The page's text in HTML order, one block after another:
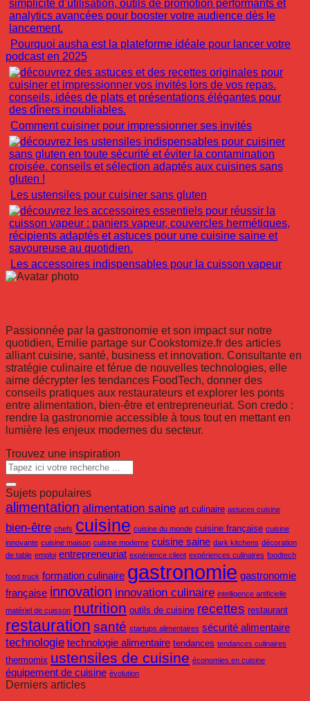
Pourquoi ausha est la plateforme idéale pour lancer votre
podcast en 2025
Comment cuisiner pour impressionner ses invités
Les ustensiles pour cuisiner sans gluten
Les accessoires indispensables pour la cuisson vapeur
Passionnée par la gastronomie et son impact sur notre
quotidien, Emilie partage sur Cookstomize.fr des articles
alliant cuisine, santé, business et innovation. Consultante en
stratégie culinaire et férue de nouvelles technologies, elle
aime décrypter les tendances FoodTech, donner des
conseils pratiques aux restaurateurs et explorer les ponts
entre alimentation, bien-être et entrepreneuriat. Son credo :
rendre la gastronomie accessible à tous tout en mettant en
lumière les enjeux modernes du secteur.
Trouvez une inspiration
Sujets populaires
alimentation alimentation saine art culinaire astuces cuisine
bien-être chefs cuisine cuisine du monde cuisine française cuisine
innovante cuisine maison cuisine moderne cuisine saine dark kitchens décoration
de table emploi entrepreneuriat expérience client expériences culinaires foodtech
food truck formation culinaire gastronomie gastronomie
française innovation innovation culinaire intelligence artificielle
matériel de cuisson nutrition outils de cuisine recettes restaurant
restauration santé startups alimentaires sécurité alimentaire
technologie technologie alimentaire tendances tendances culinaires
thermomix ustensiles de cuisine économies en cuisine
équipement de cuisine évolution
Derniers articles